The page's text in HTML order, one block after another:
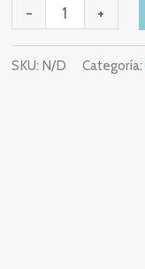
- +
SKU: N/D Categoría: